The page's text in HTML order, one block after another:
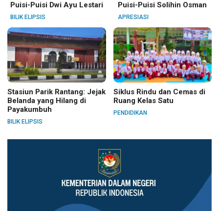
Puisi-Puisi Dwi Ayu Lestari
BILIK ELIPSIS
Puisi-Puisi Solihin Osman
APRESIASI
Stasiun Parik Rantang: Jejak
Belanda yang Hilang di
Payakumbuh
BILIK ELIPSIS
Siklus Rindu dan Cemas di
Ruang Kelas Satu
PENDIDIKAN